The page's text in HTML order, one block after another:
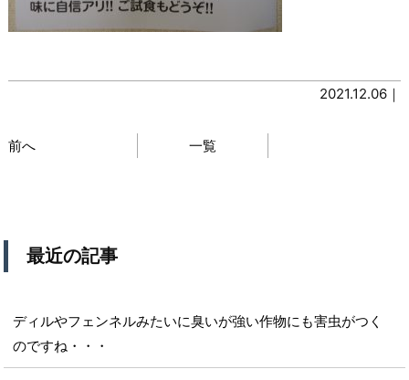
2021.12.06｜
前へ 一覧
最近の記事
ディルやフェンネルみたいに臭いが強い作物にも害虫がつく
のですね・・・